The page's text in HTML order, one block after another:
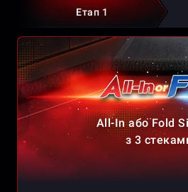
Етап 1
All-In або Fold
з 3